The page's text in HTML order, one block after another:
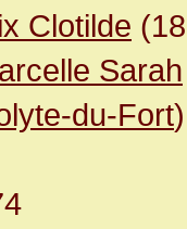
Clotilde
Sarah
du-Fort)